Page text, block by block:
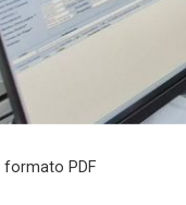
formato PDF